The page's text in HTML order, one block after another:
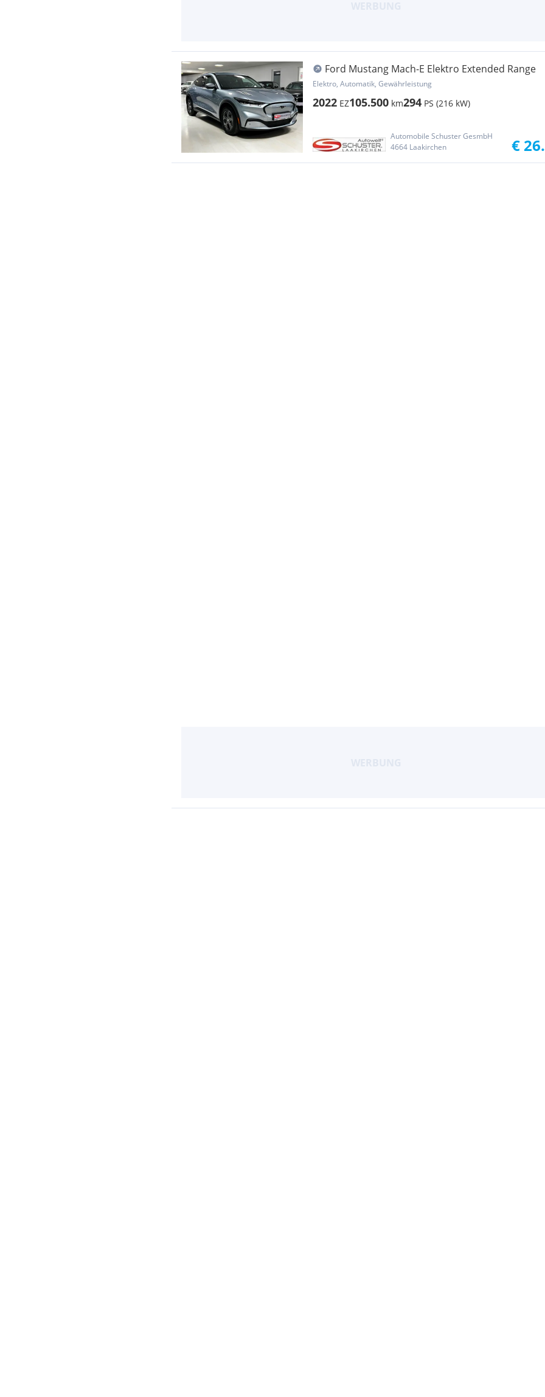
Ford Mustang Mach-E Elektro Extended Range
Elektro, Automatik, Gewährleistung
2022 EZ105.500 km294 PS (216 kW)
Automobile Schuster GesmbH
4664 Laakirchen
€